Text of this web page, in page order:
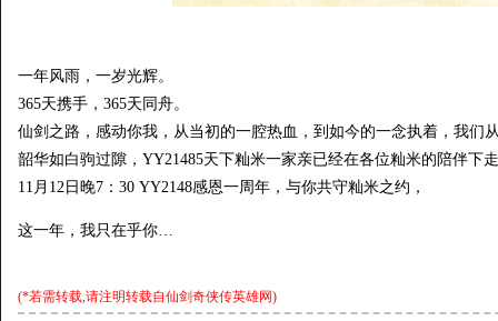
一年风雨，一岁光辉。
365天携手，365天同舟。
仙剑之路，感动你我，从当初的一腔热血，到如今的一念执着，我们
韶华如白驹过隙，YY21485天下籼米一家亲已经在各位籼米的陪伴下
11月12日晚7：30 YY2148感恩一周年，与你共守籼米之约，
这一年，我只在乎你…
(*若需转载,请注明转载自仙剑奇侠传英雄网)